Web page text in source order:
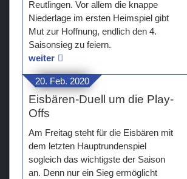
Reutlingen. Vor allem die knappe
Niederlage im ersten Heimspiel gibt
Mut zur Hoffnung, endlich den 4.
Saisonsieg zu feiern.
weiter
20. Feb. 2020
Eisbären-Duell um die Play-
Offs
Am Freitag steht für die Eisbären mit
dem letzten Hauptrundenspiel
sogleich das wichtigste der Saison
an. Denn nur ein Sieg ermöglicht